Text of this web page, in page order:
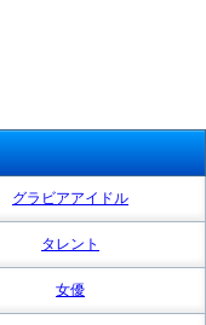
グラビアアイドル
タレント
女優